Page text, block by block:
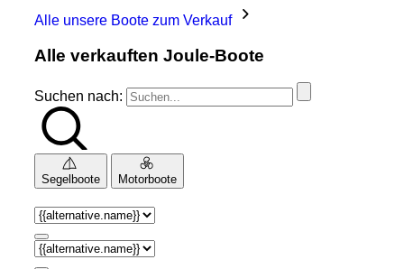
Alle unsere Boote zum Verkauf
Alle verkauften Joule-Boote
Suchen nach:
Segelboote Motorboote